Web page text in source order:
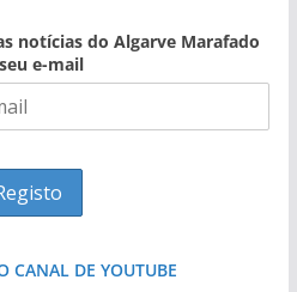
notícias do Algarve Marafado
e-mail
CANAL DE YOUTUBE